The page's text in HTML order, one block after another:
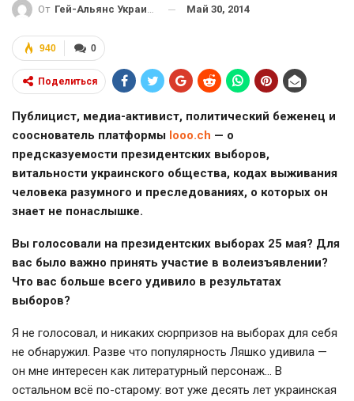
От Гей-Альянс Украина Май 30, 2014
0
940
Поделиться
Публицист, медиа-активист, политический беженец и
сооснователь платформы looo.ch — о
предсказуемости президентских выборов,
витальности украинского общества, кодах выживания
человека разумного и преследованиях, о которых он
знает не понаслышке.
Вы голосовали на президентских выборах 25 мая? Для
вас было важно принять участие в волеизъявлении?
Что вас больше всего удивило в результатах
выборов?
Я не голосовал, и никаких сюрпризов на выборах для себя
не обнаружил. Разве что популярность Ляшко удивила —
он мне интересен как литературный персонаж… В
остальном всё по-старому: вот уже десять лет украинская